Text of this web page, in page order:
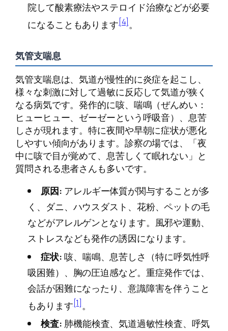
院して酸素療法やステロイド治療などが必要
になることもあります[4]。
気管支喘息
気管支喘息は、気道が慢性的に炎症を起こし、
様々な刺激に対して過敏に反応して気道が狭く
なる病気です。発作的に咳、喘鳴（ぜんめい：
ヒューヒュー、ゼーゼーという呼吸音）、息苦
しさが現れます。特に夜間や早朝に症状が悪化
しやすい傾向があります。診察の場では、「夜
中に咳で目が覚めて、息苦しくて眠れない」と
質問される患者さんも多いです。
原因: アレルギー体質が関与することが多
く、ダニ、ハウスダスト、花粉、ペットの毛
などがアレルゲンとなります。風邪や運動、
ストレスなども発作の誘因になります。
症状:咳、喘鳴、息苦しさ（特に呼気性呼
吸困難）、胸の圧迫感など。重症発作では、
会話が困難になったり、意識障害を伴うこと
もあります[1]。
検査: 肺機能検査、気道過敏性検査、呼気